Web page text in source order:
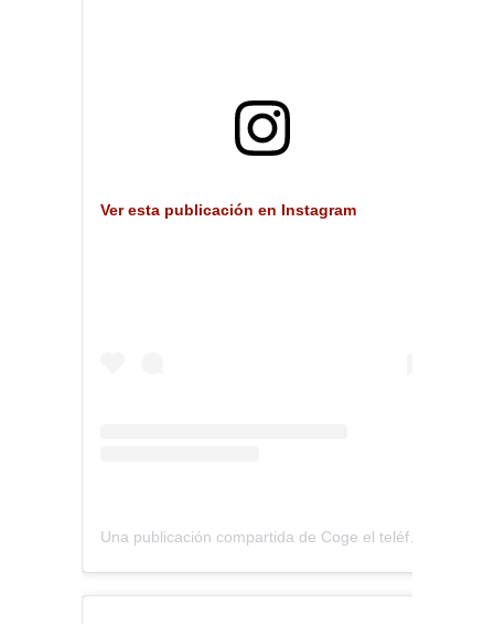
Ver esta publicación en Instagram